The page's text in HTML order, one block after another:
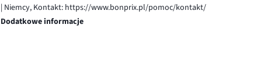
| Niemcy, Kontakt: https://www.bonprix.pl/pomoc/kontakt/
Dodatkowe informacje